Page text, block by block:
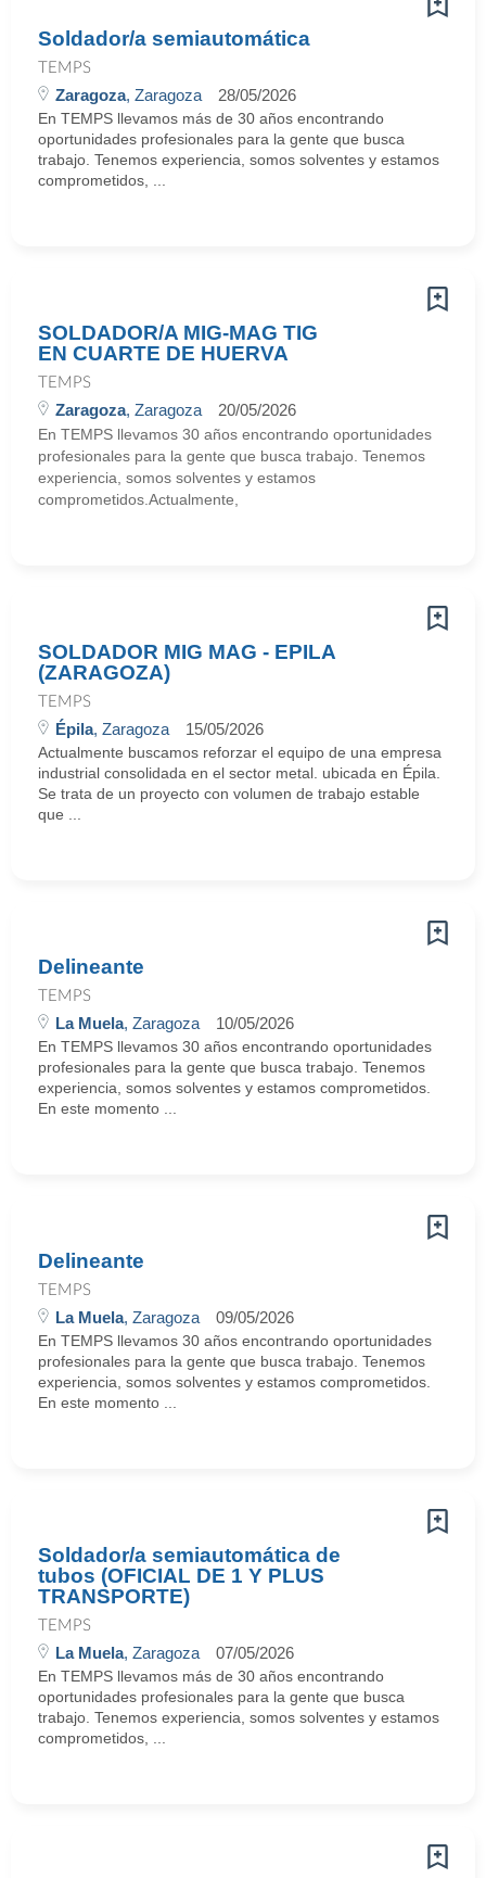
Soldador/a semiautomática
TEMPS
Zaragoza, Zaragoza 28/05/2026
En TEMPS llevamos más de 30 años encontrando
oportunidades profesionales para la gente que busca
trabajo. Tenemos experiencia, somos solventes y estamos
comprometidos, ...
SOLDADOR/A MIG-MAG TIG
EN CUARTE DE HUERVA
TEMPS
Zaragoza, Zaragoza 20/05/2026
En TEMPS llevamos 30 años encontrando oportunidades
profesionales para la gente que busca trabajo. Tenemos
experiencia, somos solventes y estamos
comprometidos.Actualmente,
SOLDADOR MIG MAG - EPILA
(ZARAGOZA)
TEMPS
Épila, Zaragoza 15/05/2026
Actualmente buscamos reforzar el equipo de una empresa
industrial consolidada en el sector metal. ubicada en Épila.
Se trata de un proyecto con volumen de trabajo estable
que ...
Delineante
TEMPS
La Muela, Zaragoza 10/05/2026
En TEMPS llevamos 30 años encontrando oportunidades
profesionales para la gente que busca trabajo. Tenemos
experiencia, somos solventes y estamos comprometidos.
En este momento ...
Delineante
TEMPS
La Muela, Zaragoza 09/05/2026
En TEMPS llevamos 30 años encontrando oportunidades
profesionales para la gente que busca trabajo. Tenemos
experiencia, somos solventes y estamos comprometidos.
En este momento ...
Soldador/a semiautomática de
tubos (OFICIAL DE 1 Y PLUS
TRANSPORTE)
TEMPS
La Muela, Zaragoza 07/05/2026
En TEMPS llevamos más de 30 años encontrando
oportunidades profesionales para la gente que busca
trabajo. Tenemos experiencia, somos solventes y estamos
comprometidos, ...